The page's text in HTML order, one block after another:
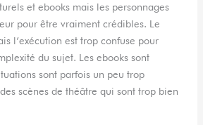
et ebooks mais les personnages
pour être vraiment crédibles. Le
l’exécution est trop confuse pour
du sujet. Les ebooks sont
sont parfois un peu trop
scènes de théâtre qui sont trop bien